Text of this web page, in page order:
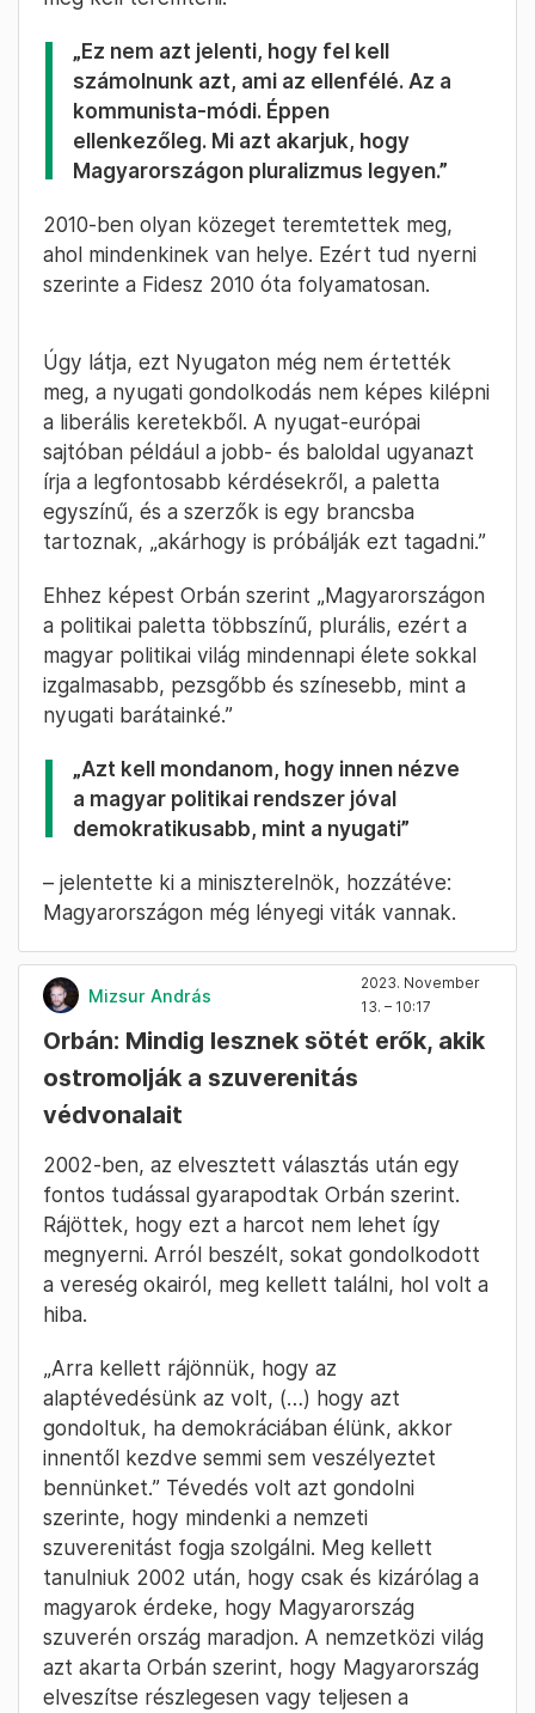
„Ez nem azt jelenti, hogy fel kell
számolnunk azt, ami az ellenfélé. Az a
kommunista-módi. Éppen
ellenkezőleg. Mi azt akarjuk, hogy
Magyarországon pluralizmus legyen.”
2010-ben olyan közeget teremtettek meg,
ahol mindenkinek van helye. Ezért tud nyerni
szerinte a Fidesz 2010 óta folyamatosan.
Úgy látja, ezt Nyugaton még nem értették
meg, a nyugati gondolkodás nem képes kilépni
a liberális keretekből. A nyugat-európai
sajtóban például a jobb- és baloldal ugyanazt
írja a legfontosabb kérdésekről, a paletta
egyszínű, és a szerzők is egy brancsba
tartoznak, „akárhogy is próbálják ezt tagadni.”
Ehhez képest Orbán szerint „Magyarországon
a politikai paletta többszínű, plurális, ezért a
magyar politikai világ mindennapi élete sokkal
izgalmasabb, pezsgőbb és színesebb, mint a
nyugati barátainké.”
„Azt kell mondanom, hogy innen nézve
a magyar politikai rendszer jóval
demokratikusabb, mint a nyugati”
– jelentette ki a miniszterelnök, hozzátéve:
Magyarországon még lényegi viták vannak.
Mizsur András
2023. November
13. – 10:17
Orbán: Mindig lesznek sötét erők, akik
ostromolják a szuverenitás
védvonalait
2002-ben, az elvesztett választás után egy
fontos tudással gyarapodtak Orbán szerint.
Rájöttek, hogy ezt a harcot nem lehet így
megnyerni. Arról beszélt, sokat gondolkodott
a vereség okairól, meg kellett találni, hol volt a
hiba.
„Arra kellett rájönnük, hogy az
alaptévedésünk az volt, (…) hogy azt
gondoltuk, ha demokráciában élünk, akkor
innentől kezdve semmi sem veszélyeztet
bennünket.” Tévedés volt azt gondolni
szerinte, hogy mindenki a nemzeti
szuverenitást fogja szolgálni. Meg kellett
tanulniuk 2002 után, hogy csak és kizárólag a
magyarok érdeke, hogy Magyarország
szuverén ország maradjon. A nemzetközi világ
azt akarta Orbán szerint, hogy Magyarország
elveszítse részlegesen vagy teljesen a